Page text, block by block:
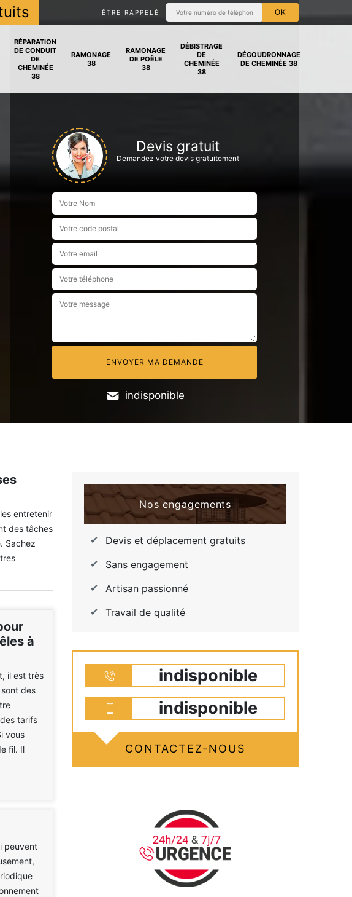
ÊTRE RAPPELÉ
RÉPARATION
DE CONDUIT
DE
CHEMINÉE
38
RAMONAGE
38
RAMONAGE
DE POÊLE
38
DÉBISTRAGE
DE
CHEMINÉE
38
DÉGOUDRONNAGE
DE CHEMINÉE 38
Devis gratuit
Demandez votre devis gratuitement
indisponible
entretenir
des tâches
Sachez
à
il est très
des
tarifs
vous
fil. Il
peuvent
Nos engagements
Devis et déplacement gratuits
Sans engagement
Artisan passionné
Travail de qualité
indisponible
indisponible
CONTACTEZ-NOUS